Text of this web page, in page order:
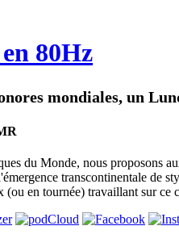
80Hz
mondiales, un
du Monde, nous proposons
transcontinentale de
en tournée) travaillant sur